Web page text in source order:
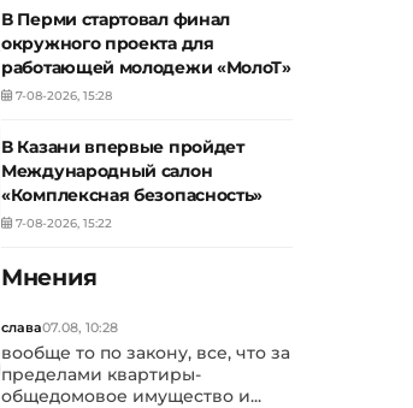
В Перми стартовал финал
окружного проекта для
работающей молодежи «МолоТ»
7-08-2026, 15:28
В Казани впервые пройдет
Международный салон
«Комплексная безопасность»
7-08-2026, 15:22
Мнения
слава07.08, 10:28
вообще то по закону, все, что за
пределами квартиры-
общедомовое имущество и...